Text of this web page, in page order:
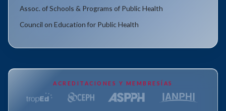
Assoc. of Schools & Programs of Public Health
Council on Education for Public Health
ACREDITACIONES Y MEMBRESÍAS